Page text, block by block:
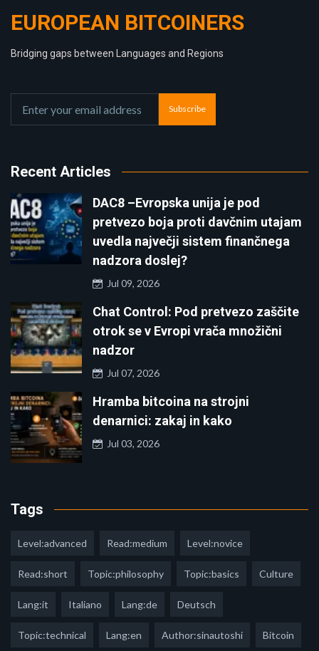
EUROPEAN BITCOINERS
Bridging gaps between Languages and Regions
Subscribe
Recent Articles
DAC8 –Evropska unija je pod
pretvezo boja proti davčnim utajam
uvedla največji sistem finančnega
nadzora doslej?
Jul 09, 2026
Chat Control: Pod pretvezo zaščite
otrok se v Evropi vrača množični
nadzor
Jul 07, 2026
Hramba bitcoina na strojni
denarnici: zakaj in kako
Jul 03, 2026
Tags
Level:advanced Read:medium Level:novice
Read:short Topic:philosophy Topic:basics Culture
Lang:it Italiano Lang:de Deutsch
Topic:technical Lang:en Author:sinautoshi Bitcoin